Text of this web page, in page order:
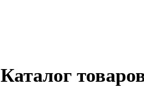
Каталог